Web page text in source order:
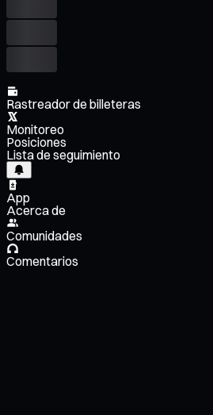
Rastreador de billeteras
Monitoreo
Posiciones
Lista de seguimiento
App
Acerca de
Comunidades
Comentarios